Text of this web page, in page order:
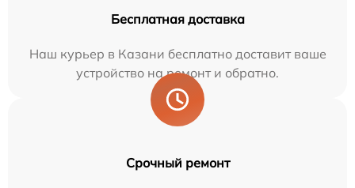
Бесплатная доставка
Наш курьер в Казани бесплатно доставит ваше
устройство на ремонт и обратно.
Срочный ремонт